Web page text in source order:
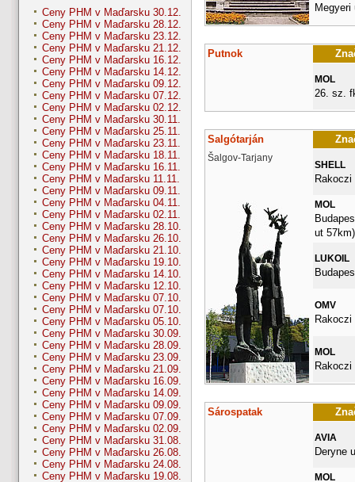
Ceny PHM v Maďarsku 30.12.
Ceny PHM v Maďarsku 28.12.
Ceny PHM v Maďarsku 23.12.
Ceny PHM v Maďarsku 21.12.
Ceny PHM v Maďarsku 16.12.
Ceny PHM v Maďarsku 14.12.
Ceny PHM v Maďarsku 09.12.
Ceny PHM v Maďarsku 07.12.
Ceny PHM v Maďarsku 02.12.
Ceny PHM v Maďarsku 30.11.
Ceny PHM v Maďarsku 25.11.
Ceny PHM v Maďarsku 23.11.
Ceny PHM v Maďarsku 18.11.
Ceny PHM v Maďarsku 16.11.
Ceny PHM v Maďarsku 11.11.
Ceny PHM v Maďarsku 09.11.
Ceny PHM v Maďarsku 04.11.
Ceny PHM v Maďarsku 02.11.
Ceny PHM v Maďarsku 28.10.
Ceny PHM v Maďarsku 26.10.
Ceny PHM v Maďarsku 21.10.
Ceny PHM v Maďarsku 19.10.
Ceny PHM v Maďarsku 14.10.
Ceny PHM v Maďarsku 12.10.
Ceny PHM v Maďarsku 07.10.
Ceny PHM v Maďarsku 07.10.
Ceny PHM v Maďarsku 05.10.
Ceny PHM v Maďarsku 30.09.
Ceny PHM v Maďarsku 28.09.
Ceny PHM v Maďarsku 23.09.
Ceny PHM v Maďarsku 21.09.
Ceny PHM v Maďarsku 16.09.
Ceny PHM v Maďarsku 14.09.
Ceny PHM v Maďarsku 09.09.
Ceny PHM v Maďarsku 07.09.
Ceny PHM v Maďarsku 02.09.
Ceny PHM v Maďarsku 31.08.
Ceny PHM v Maďarsku 26.08.
Ceny PHM v Maďarsku 24.08.
Ceny PHM v Maďarsku 19.08.
Megyeri
Putnok
MOL
26. sz.
Salgótarján
Šalgov-Tarjany
SHELL
Rakoczi
MOL
ut 57km)
LUKOIL
OMV
Rakoczi
MOL
Rakoczi
Sárospatak
AVIA
Deryne
MOL